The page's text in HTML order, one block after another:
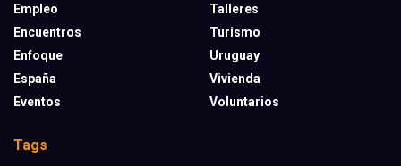
Empleo
Encuentros
Enfoque
España
Eventos
Talleres
Turismo
Uruguay
Vivienda
Voluntarios
Tags